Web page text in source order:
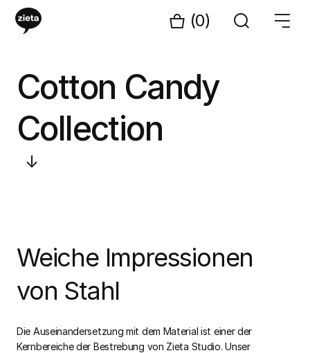
(0)
Cotton Candy
Collection
↓
Weiche Impressionen
von Stahl
Die Auseinandersetzung mit dem Material ist einer der
Kernbereiche der Bestrebung von Zieta Studio. Unser